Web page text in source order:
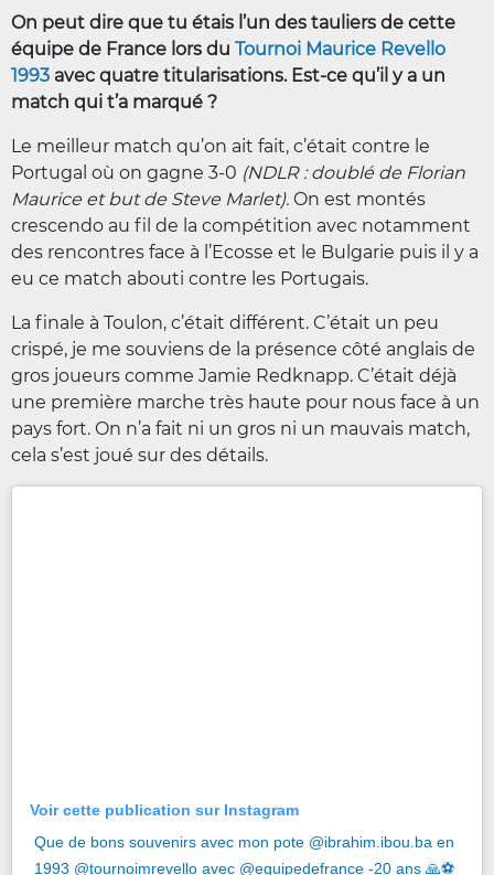
On peut dire que tu étais l’un des tauliers de cette
équipe de France lors du Tournoi Maurice Revello
1993 avec quatre titularisations. Est-ce qu’il y a un
match qui t’a marqué ?
Le meilleur match qu’on ait fait, c’était contre le
Portugal où on gagne 3-0 (NDLR : doublé de Florian
Maurice et but de Steve Marlet). On est montés
crescendo au fil de la compétition avec notamment
des rencontres face à l’Ecosse et le Bulgarie puis il y a
eu ce match abouti contre les Portugais.
La finale à Toulon, c’était différent. C’était un peu
crispé, je me souviens de la présence côté anglais de
gros joueurs comme Jamie Redknapp. C’était déjà
une première marche très haute pour nous face à un
pays fort. On n’a fait ni un gros ni un mauvais match,
cela s’est joué sur des détails.
Voir cette publication sur Instagram
Que de bons souvenirs avec mon pote @ibrahim.ibou.ba en
1993 @tournoimrevello avec @equipedefrance -20 ans 🙏⚽️